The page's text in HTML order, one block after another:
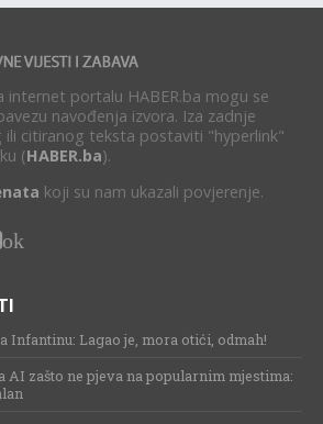
internet portalu HABER.ba mogu se
navođenja izvora. Iza zadnje
ili citiranog teksta postaviti "hyperlink"
(HABER.ba).
koji su nam ukazali povjerenje.
ok
Infantinu: Lagao je, mora otići, odmah!
AI zašto ne pjeva na popularnim mjestima: